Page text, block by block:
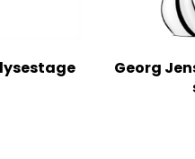
Georg